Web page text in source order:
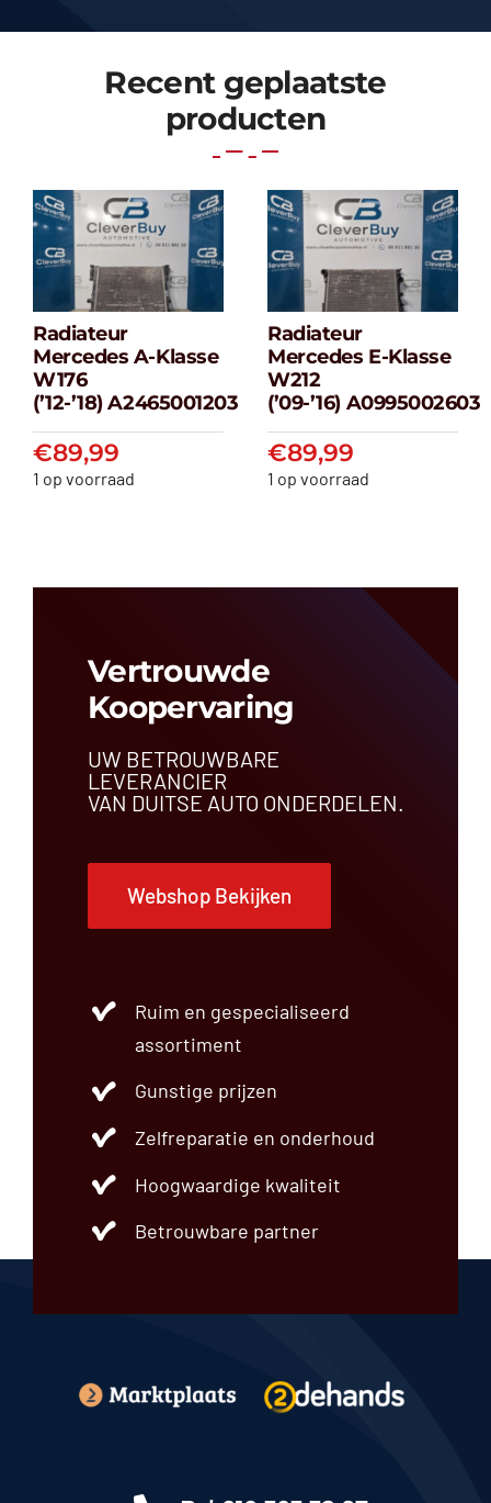
Recent geplaatste
producten
Radiateur
Mercedes A-
klasse W176
(’12-’18) A2465001203
€89,99
Radiateur
Mercedes A-Klasse
W176
(’12-’18) A2465001203
€89,99
1 op voorraad
Radiateur
Mercedes E-
klasse W212
(’09-’16)
€89,99
Radiateur
Mercedes E-Klasse
W212
(’09-’16) A0995002603
€89,99
1 op voorraad
Vertrouwde
Koopervaring
UW BETROUWBARE
LEVERANCIER
VAN DUITSE AUTO ONDERDELEN.
Webshop Bekijken
Ruim en gespecialiseerd
assortiment
Gunstige prijzen
Zelfreparatie en onderhoud
Hoogwaardige kwaliteit
Betrouwbare partner